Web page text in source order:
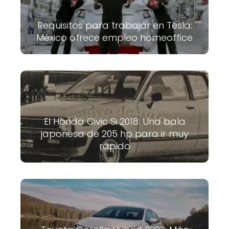
Requisitos para trabajar en Tesla:
México ofrece empleo homeoffice
El Honda Civic Si 2018: Una bala
japonesa de 205 hp para ir muy
rápido